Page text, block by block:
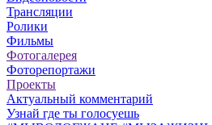
Трансляции
Ролики
Фильмы
Фотогалерея
Фоторепортажи
Проекты
Актуальный комментарий
Узнай где ты голосуешь